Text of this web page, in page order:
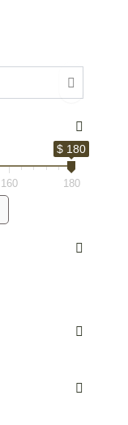
$ 180
160 180